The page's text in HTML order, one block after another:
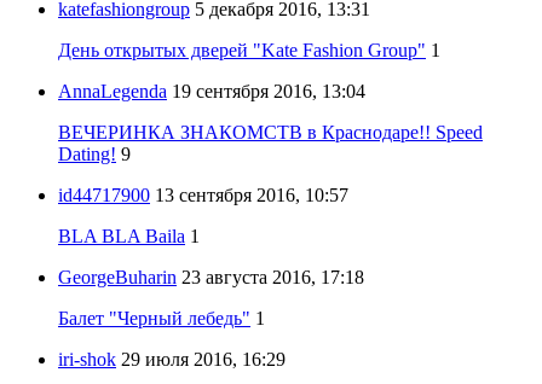
katefashiongroup 5 декабря 2016, 13:31
День открытых дверей "Kate Fashion Group" 1
AnnaLegenda 19 сентября 2016, 13:04
ВЕЧЕРИНКА ЗНАКОМСТВ в Краснодаре!! Speed
Dating! 9
id44717900 13 сентября 2016, 10:57
BLA BLA Baila 1
GeorgeBuharin 23 августа 2016, 17:18
Балет "Черный лебедь" 1
iri-shok 29 июля 2016, 16:29